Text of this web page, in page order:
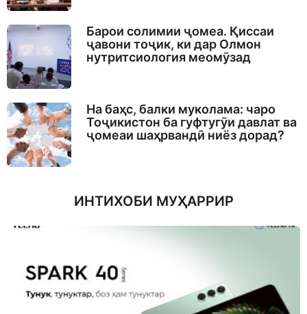
Барои солимии ҷомеа. Қиссаи
ҷавони тоҷик, ки дар Олмон
нутритсиология меомӯзад
На баҳс, балки муколама: чаро
Тоҷикистон ба гуфтугӯи давлат ва
ҷомеаи шаҳрвандӣ ниёз дорад?
ИНТИХОБИ МУҲАРРИР